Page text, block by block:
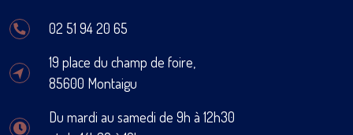
02 51 94 20 65
19 place du champ de foire,
85600 Montaigu
Du mardi au samedi de 9h à 12h30